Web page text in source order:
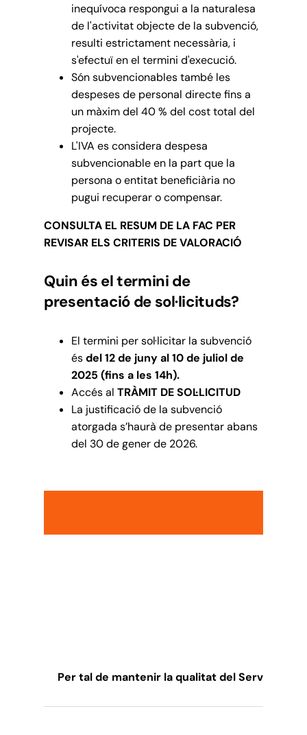
inequívoca respongui a la naturalesa
de l'activitat objecte de la subvenció,
resulti estrictament necessària, i
s'efectuï en el termini d'execució.
Són subvencionables també les
despeses de personal directe fins a
un màxim del 40 % del cost total del
projecte.
L'IVA es considera despesa
subvencionable en la part que la
persona o entitat beneficiària no
pugui recuperar o compensar.
CONSULTA EL RESUM DE LA FAC PER
REVISAR ELS CRITERIS DE VALORACIÓ
Quin és el termini de
presentació de sol·licituds?
El termini per sol·licitar la subvenció
ésdel 12 de juny al 10 de juliol de
2025 (fins a les 14h).
Accés al TRÀMIT DE SOL·LICITUD
La justificació de la subvenció
atorgada s’haurà de presentar abans
del 30 de gener de 2026.
Per tal de mantenir la qualitat del Servei de